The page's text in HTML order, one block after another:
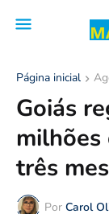
Página inicial
Goiás
milhões
três
Por Carol